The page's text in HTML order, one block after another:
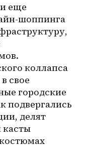
еще
шоппинга
коллапса
свое
городские
подвергались
делят
касты